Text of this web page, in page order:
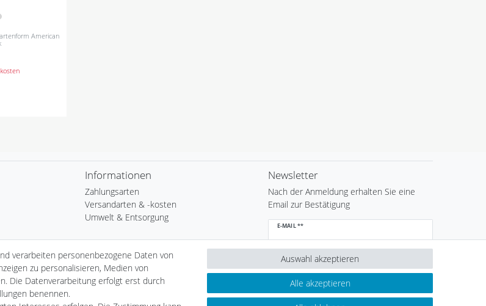
American
Informationen
Zahlungsarten
Versandarten & -kosten
Umwelt & Entsorgung
Newsletter
Nach der Anmeldung erhalten Sie eine
Email zur Bestätigung
E-MAIL **
Newsletter
Honig
Hiermit bestätige ich, dass ich die
erklärunggelesen habe. Meine Einwilligung kann ich
verarbeiten personenbezogene Daten von
zu personalisieren, Medien von
Die Datenverarbeitung erfolgt erst durch
benennen.
Alle akzeptieren
Auswahl akzeptieren